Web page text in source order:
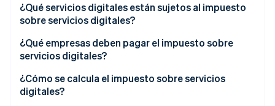
Stripe Sessions 2026
para la IA.
Ver ahora
¿Qué servicios digitales están sujetos al impuesto
sobre servicios digitales?
¿Qué empresas deben pagar el impuesto sobre
servicios digitales?
¿Cómo se calcula el impuesto sobre servicios
digitales?